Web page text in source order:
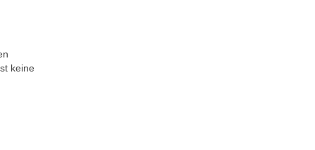
keine